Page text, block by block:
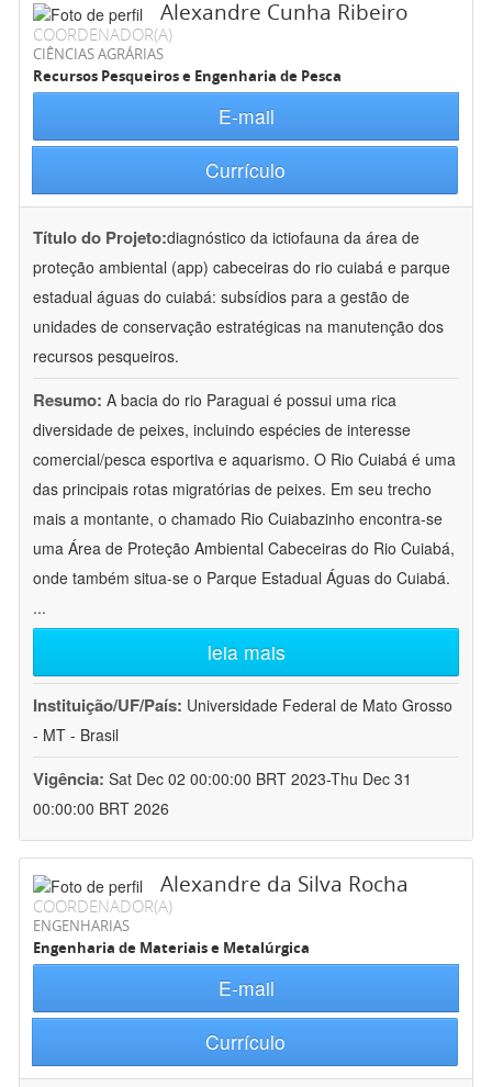
Alexandre Cunha Ribeiro
COORDENADOR(A)
CIÊNCIAS AGRÁRIAS
Recursos Pesqueiros e Engenharia de Pesca
E-mail
Currículo
Título do Projeto:diagnóstico da ictiofauna da área de
proteção ambiental (app) cabeceiras do rio cuiabá e parque
estadual águas do cuiabá: subsídios para a gestão de
unidades de conservação estratégicas na manutenção dos
recursos pesqueiros.
Resumo: A bacia do rio Paraguai é possui uma rica
diversidade de peixes, incluindo espécies de interesse
comercial/pesca esportiva e aquarismo. O Rio Cuiabá é uma
das principais rotas migratórias de peixes. Em seu trecho
mais a montante, o chamado Rio Cuiabazinho encontra-se
uma Área de Proteção Ambiental Cabeceiras do Rio Cuiabá,
onde também situa-se o Parque Estadual Águas do Cuiabá.
...
leia mais
Instituição/UF/País: Universidade Federal de Mato Grosso
- MT - Brasil
Vigência: Sat Dec 02 00:00:00 BRT 2023-Thu Dec 31
00:00:00 BRT 2026
Alexandre da Silva Rocha
COORDENADOR(A)
ENGENHARIAS
Engenharia de Materiais e Metalúrgica
E-mail
Currículo